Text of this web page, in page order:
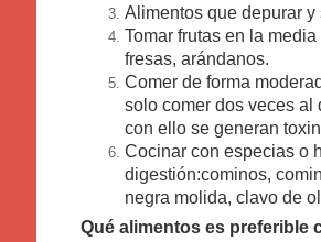
Alimentos que depurar
Tomar frutas en la
fresas, arándanos.
Comer de forma
solo comer dos veces al
con ello se generan
Cocinar con especias o
digestión:cominos,
negra molida, clavo de
Qué alimentos es preferible